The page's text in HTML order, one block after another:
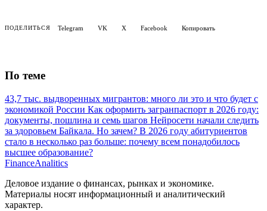
ПОДЕЛИТЬСЯ Telegram VK X Facebook Копировать
По теме
43,7 тыс. выдворенных мигрантов: много ли это и что будет с
экономикой России Как оформить загранпаспорт в 2026 году:
документы, пошлина и семь шагов Нейросети начали следить
за здоровьем Байкала. Но зачем? В 2026 году абитуриентов
стало в несколько раз больше: почему всем понадобилось
высшее образование?
FinanceAnalitics
Деловое издание о финансах, рынках и экономике.
Материалы носят информационный и аналитический
характер.